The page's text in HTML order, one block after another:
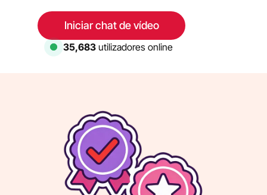
Iniciar chat de vídeo
36,306 utilizadores online